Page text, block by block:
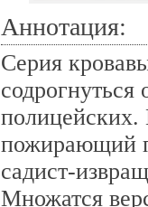
Аннотация:
Серия
полицейских.
пожирающий
садист-
Множатся